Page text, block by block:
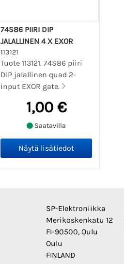
74S86 PIIRI DIP
JALALLINEN 4 X EXOR
113121
Tuote 113121. 74S86 piiri
DIP jalallinen quad 2-
input EXOR gate.
1,00 €
Saatavilla
SP-Elektroniikka
Merikoskenkatu 12
FI-90500, Oulu
Oulu
FINLAND